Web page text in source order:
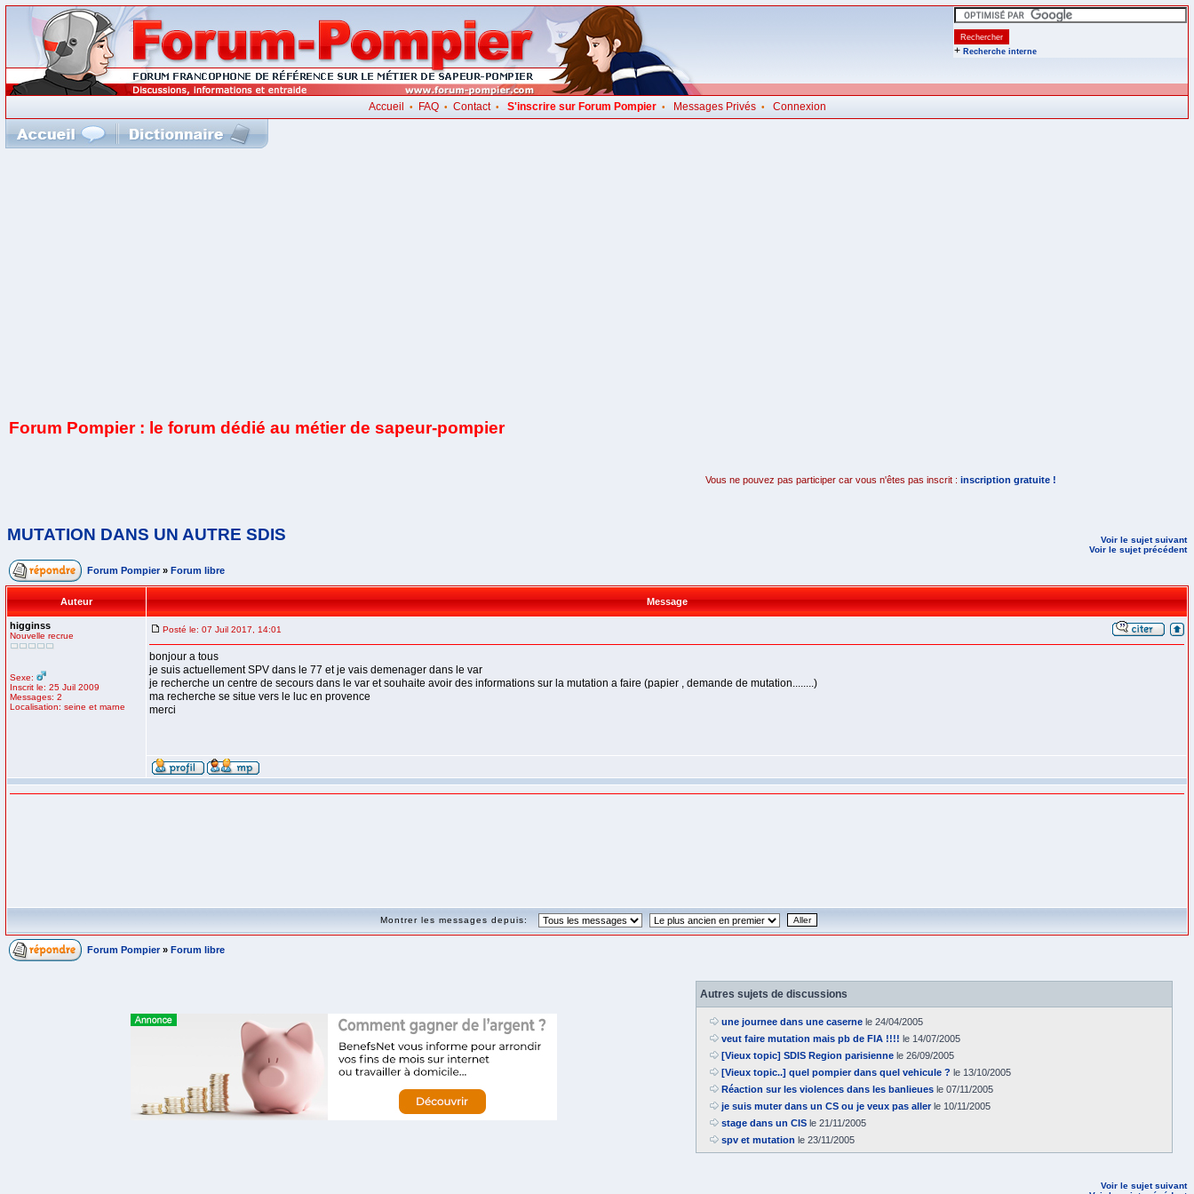
+ Recherche interne
Accueil • FAQ• Contact• S'inscrire sur Forum Pompier• Messages Privés• Connexion
Forum Pompier : le forum dédié au métier de sapeur-pompier
Vous ne pouvez pas participer car vous n'êtes pas inscrit : inscription gratuite !
MUTATION DANS UN AUTRE SDIS
Voir le sujet suivant
Voir le sujet précédent
Forum Pompier » Forum libre
Auteur Message
higginss
Nouvelle recrue
Sexe:
Inscrit le: 25 Juil 2009
Messages: 2
Localisation: seine et marne
Posté le: 07 Juil 2017, 14:01
bonjour a tous
je suis actuellement SPV dans le 77 et je vais demenager dans le var
je recherche un centre de secours dans le var et souhaite avoir des informations sur la mutation a faire (papier , demande de mutation........)
ma recherche se situe vers le luc en provence
merci
Montrer les messages depuis:
Forum Pompier » Forum libre
Autres sujets de discussions
une journee dans une caserne le 24/04/2005
veut faire mutation mais pb de FIA !!!! le 14/07/2005
[Vieux topic] SDIS Region parisienne le 26/09/2005
[Vieux topic..] quel pompier dans quel vehicule ? le 13/10/2005
Réaction sur les violences dans les banlieues le 07/11/2005
je suis muter dans un CS ou je veux pas allerle 10/11/2005
stage dans un CIS le 21/11/2005
spv et mutation le 23/11/2005
Voir le sujet suivant